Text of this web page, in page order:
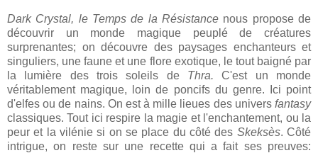
Dark Crystal, le Temps de la Résistance nous propose de
découvrir un monde magique peuplé de créatures
surprenantes; on découvre des paysages enchanteurs et
singuliers, une faune et une flore exotique, le tout baigné par
la lumière des trois soleils de Thra.C'est un monde
véritablement magique, loin de poncifs du genre. Ici point
d'elfes ou de nains. On est à mille lieues des univers fantasy
classiques. Tout ici respire la magie et l'enchantement, ou la
peur et la vilénie si on se place du côté des Skeksès. Côté
intrigue, on reste sur une recette qui a fait ses preuves: